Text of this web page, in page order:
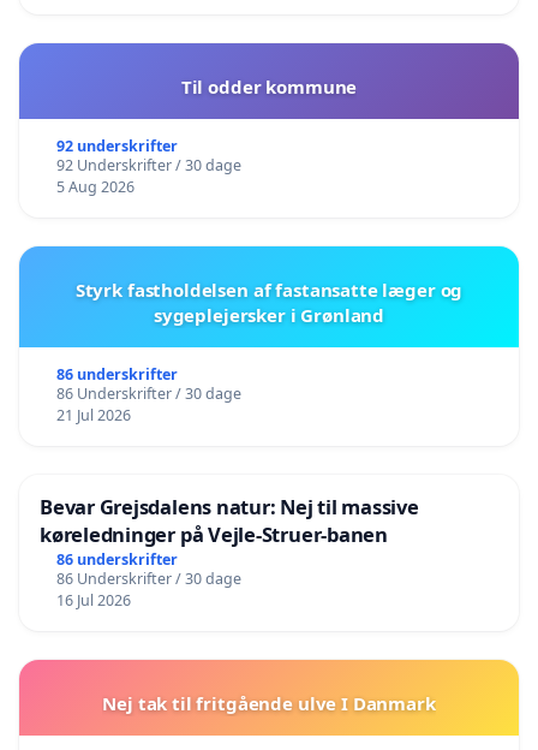
Til odder kommune
92 underskrifter
92 Underskrifter / 30 dage
5 Aug 2026
Styrk fastholdelsen af fastansatte læger og
sygeplejersker i Grønland
86 underskrifter
86 Underskrifter / 30 dage
21 Jul 2026
Bevar Grejsdalens natur: Nej til massive
køreledninger på Vejle-Struer-banen
86 underskrifter
86 Underskrifter / 30 dage
16 Jul 2026
Nej tak til fritgående ulve I Danmark